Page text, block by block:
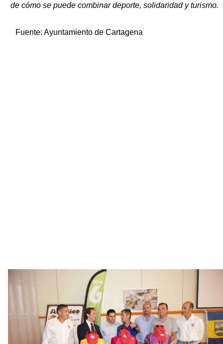
de cómo se puede combinar deporte, solidaridad y turismo.
Fuente: Ayuntamiento de Cartagena